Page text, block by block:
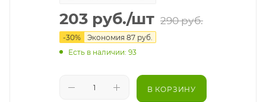
203 руб./шт 290руб.
-30% Экономия 87 руб.
Есть в наличии: 93
В КОРЗИНУ